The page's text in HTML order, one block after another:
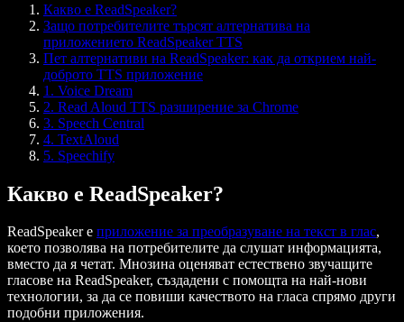
Какво е ReadSpeaker?
Защо потребителите търсят алтернатива на
приложението ReadSpeaker TTS
Пет алтернативи на ReadSpeaker: как да открием най-
доброто TTS приложение
1. Voice Dream
2. Read Aloud TTS разширение за Chrome
3. Speech Central
4. TextAloud
5. Speechify
Какво е ReadSpeaker?
ReadSpeaker е приложение за преобразуване на текст в глас,
което позволява на потребителите да слушат информацията,
вместо да я четат. Мнозина оценяват естествено звучащите
гласове на ReadSpeaker, създадени с помощта на най-нови
технологии, за да се повиши качеството на гласа спрямо други
подобни приложения.